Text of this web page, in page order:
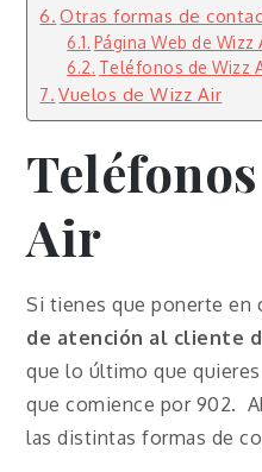
Otras formas de
Página Web de Wizz
Teléfonos de Wizz
Vuelos de Wizz Air
Air
Si tienes que ponerte en
de atención al cliente
que lo último que
que comience por 902.
las distintas formas de